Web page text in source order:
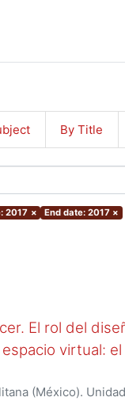
By Title
2017 × End date: 2017 ×
El rol del
virtual:
(México).